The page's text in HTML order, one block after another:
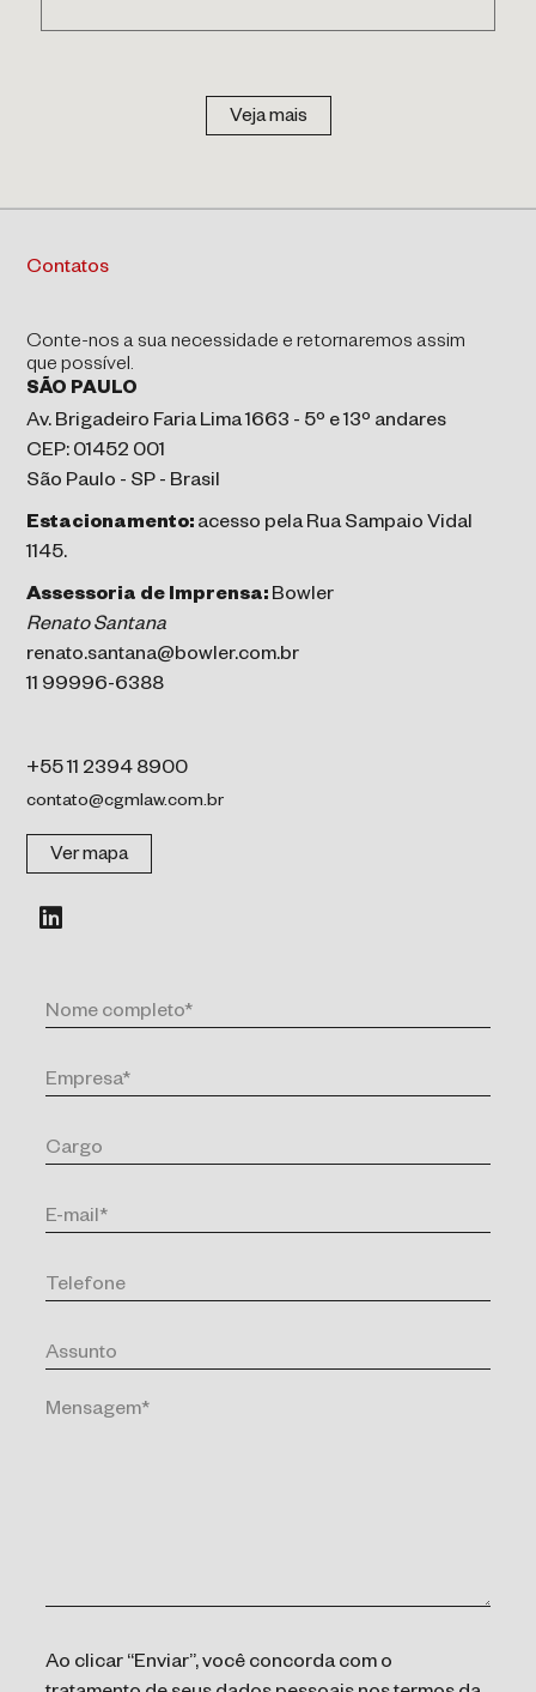
Veja mais
Contatos
Conte-nos a sua necessidade e retornaremos assim
que possível.
SÃO PAULO
Av. Brigadeiro Faria Lima 1663 - 5º e 13º andares
CEP: 01452 001
São Paulo - SP - Brasil
Estacionamento: acesso pela Rua Sampaio Vidal
1145.
Assessoria de Imprensa: Bowler
Renato Santana
renato.santana@bowler.com.br
11 99996-6388
+55 11 2394 8900
contato@cgmlaw.com.br
Ver mapa
Ao clicar “Enviar”, você concorda com o